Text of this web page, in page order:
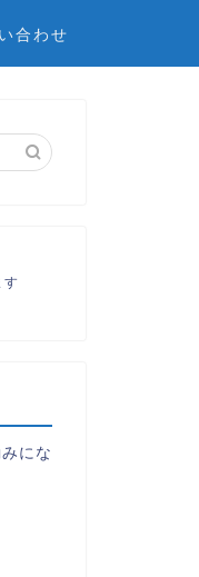
合わせ
す
にな